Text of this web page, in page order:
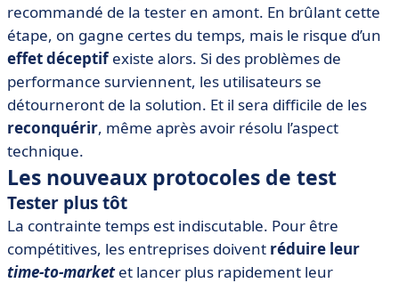
recommandé de la tester en amont. En brûlant cette
étape, on gagne certes du temps, mais le risque d’un
effet déceptifexiste alors. Si des problèmes de
performance surviennent, les utilisateurs se
détourneront de la solution. Et il sera difficile de les
reconquérir, même après avoir résolu l’aspect
technique.
Les nouveaux protocoles de test
Tester plus tôt
La contrainte temps est indiscutable. Pour être
compétitives, les entreprises doivent réduire leur
time-to-marketet lancer plus rapidement leur